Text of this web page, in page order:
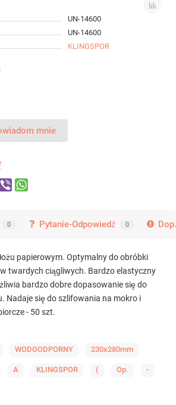
UN-14600
UN-14600
KLINGSPOR
mnie
0 Pytanie-Odpowiedź 0
papierowym. Optymalny do obróbki
twardych ciągliwych. Bardzo elastyczny
bardzo dobre dopasowanie się do
Nadaje się do szlifowania na mokro i
- 50 szt.
WODOODPORNY 230x280mm
A KLINGSPOR ( Op. -